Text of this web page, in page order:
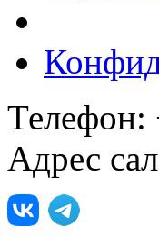
Телефон:
Адрес